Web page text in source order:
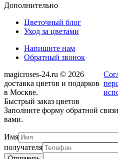
Дополнительно
Цветочный блог
Уход за цветами
Напишите нам
Обратный звонок
magicroses-24.ru © 2026
доставка цветов и подарков
в Москве.
Быстрый заказ цветов
Заполните форму обратной
вами.
Имя
получателя